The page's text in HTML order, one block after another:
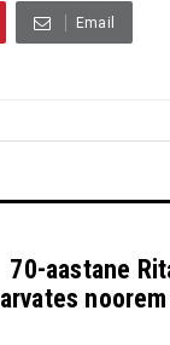
Email
70-aastane
arvates